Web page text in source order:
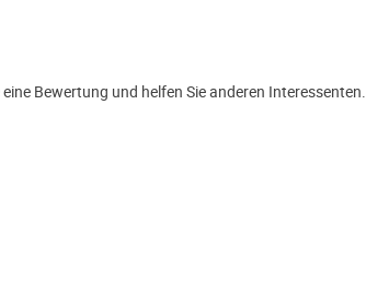
Bewertung und helfen Sie anderen Interessenten.